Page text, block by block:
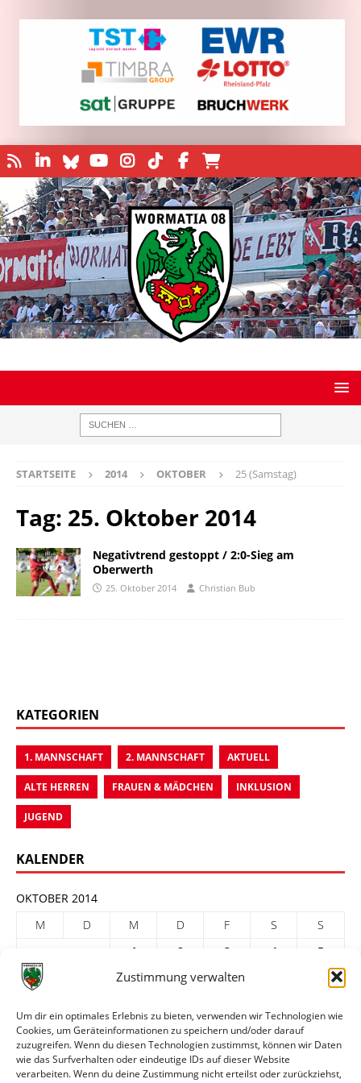
Zustimmung verwalten
Um dir ein optimales Erlebnis zu bieten, verwenden wir Technologien wie
Cookies, um Geräteinformationen zu speichern und/oder darauf
zuzugreifen. Wenn du diesen Technologien zustimmst, können wir Daten
wie das Surfverhalten oder eindeutige IDs auf dieser Website
verarbeiten. Wenn du deine Zustimmung nicht erteilst oder zurückziehst,
STARTSEITE 2014 OKTOBER 25 (Samstag)
Tag: 25. Oktober 2014
Negativtrend gestoppt / 2:0-Sieg am
Oberwerth
25. Oktober 2014 Christian Bub
KATEGORIEN
1. MANNSCHAFT 2. MANNSCHAFT AKTUELL
ALTE HERREN FRAUEN & MÄDCHEN INKLUSION
JUGEND
KALENDER
OKTOBER 2014
M
D M D F S
S
1
2 3 4
5
6
8 9 10
20
21 22 23 24 25
27
28 29 30
31